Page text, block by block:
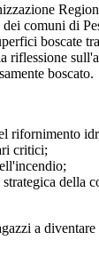
comuni di
boscate
riflessione
boscato.
rifornimento
critici;
della
a